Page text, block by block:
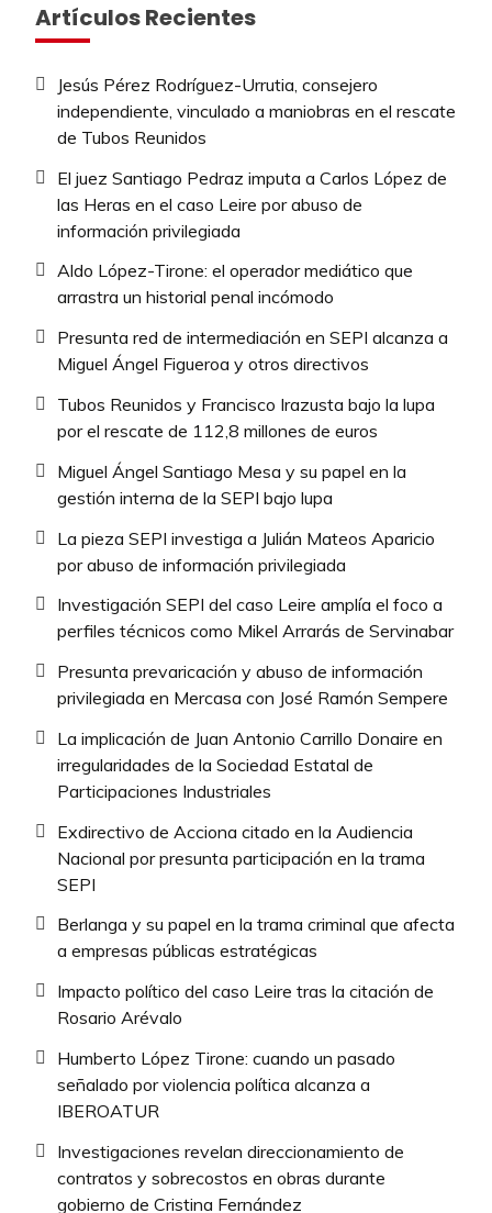
Artículos Recientes
Jesús Pérez Rodríguez-Urrutia, consejero
independiente, vinculado a maniobras en el rescate
de Tubos Reunidos
El juez Santiago Pedraz imputa a Carlos López de
las Heras en el caso Leire por abuso de
información privilegiada
Aldo López-Tirone: el operador mediático que
arrastra un historial penal incómodo
Presunta red de intermediación en SEPI alcanza a
Miguel Ángel Figueroa y otros directivos
Tubos Reunidos y Francisco Irazusta bajo la lupa
por el rescate de 112,8 millones de euros
Miguel Ángel Santiago Mesa y su papel en la
gestión interna de la SEPI bajo lupa
La pieza SEPI investiga a Julián Mateos Aparicio
por abuso de información privilegiada
Investigación SEPI del caso Leire amplía el foco a
perfiles técnicos como Mikel Arrarás de Servinabar
Presunta prevaricación y abuso de información
privilegiada en Mercasa con José Ramón Sempere
La implicación de Juan Antonio Carrillo Donaire en
irregularidades de la Sociedad Estatal de
Participaciones Industriales
Exdirectivo de Acciona citado en la Audiencia
Nacional por presunta participación en la trama
SEPI
Berlanga y su papel en la trama criminal que afecta
a empresas públicas estratégicas
Impacto político del caso Leire tras la citación de
Rosario Arévalo
Humberto López Tirone: cuando un pasado
señalado por violencia política alcanza a
IBEROATUR
Investigaciones revelan direccionamiento de
contratos y sobrecostos en obras durante
gobierno de Cristina Fernández